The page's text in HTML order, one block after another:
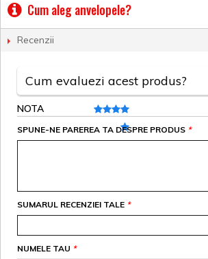
Cum aleg anvelopele?
Recenzii
Cum evaluezi acest produs?
NOTA
*
SPUNE-NE PAREREA TA DESPRE PRODUS
*
SUMARUL RECENZIEI TALE
*
NUMELE TAU